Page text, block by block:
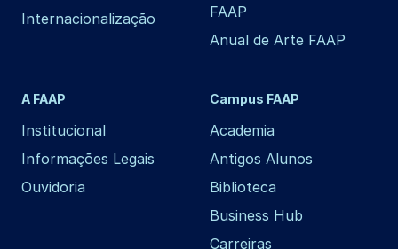
Internacionalização
FAAP
Anual de Arte FAAP
A FAAP
Institucional
Informações Legais
Ouvidoria
Campus FAAP
Academia
Antigos Alunos
Biblioteca
Business Hub
Carreiras